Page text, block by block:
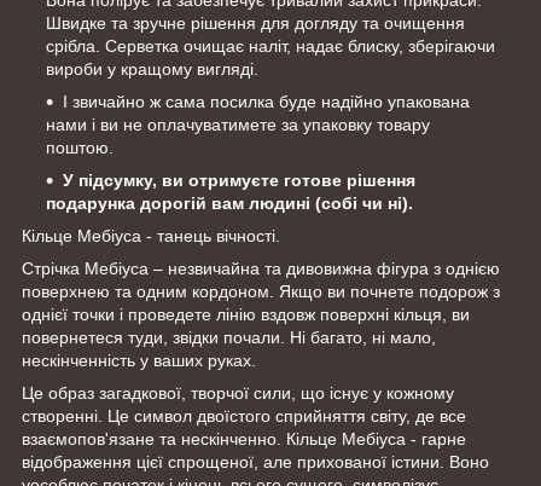
Швидке та зручне рішення для догляду та очищення
срібла. Серветка очищає наліт, надає блиску, зберігаючи
вироби у кращому вигляді.
І звичайно ж сама посилка буде надійно упакована
нами і ви не оплачуватимете за упаковку товару
поштою.
У підсумку, ви отримуєте готове рішення
подарунка дорогій вам людині (собі чи ні).
Кільце Мебіуса - танець вічності.
Стрічка Мебіуса – незвичайна та дивовижна фігура з однією
поверхнею та одним кордоном. Якщо ви почнете подорож з
однієї точки і проведете лінію вздовж поверхні кільця, ви
повернетеся туди, звідки почали. Ні багато, ні мало,
нескінченність у ваших руках.
Це образ загадкової, творчої сили, що існує у кожному
створенні. Це символ двоїстого сприйняття світу, де все
взаємопов'язане та нескінченно. Кільце Мебіуса - гарне
відображення цієї спрощеної, але прихованої істини. Воно